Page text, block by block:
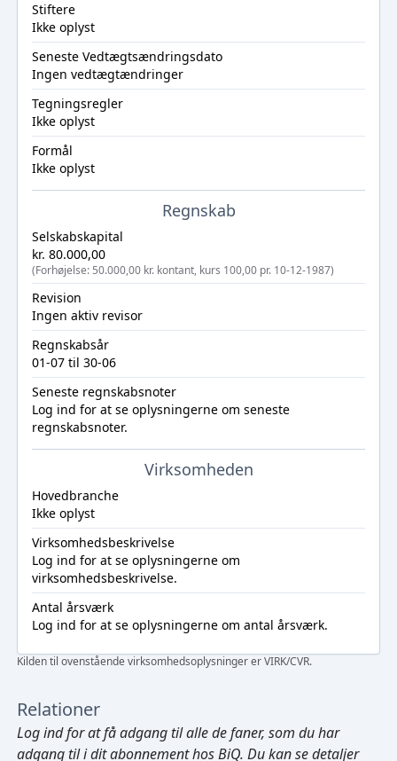
Stiftere
Ikke oplyst
Seneste Vedtægtsændringsdato
Ingen vedtægtændringer
Tegningsregler
Ikke oplyst
Formål
Ikke oplyst
Regnskab
Selskabskapital
kr. 80.000,00
(Forhøjelse: 50.000,00 kr. kontant, kurs 100,00 pr. 10-12-1987)
Revision
Ingen aktiv revisor
Regnskabsår
01-07 til 30-06
Seneste regnskabsnoter
Log ind for at se oplysningerne om seneste
regnskabsnoter.
Virksomheden
Hovedbranche
Ikke oplyst
Virksomhedsbeskrivelse
Log ind for at se oplysningerne om
virksomhedsbeskrivelse.
Antal årsværk
Log ind for at se oplysningerne om antal årsværk.
Kilden til ovenstående virksomhedsoplysninger er VIRK/CVR.
Relationer
Log indfor at få adgang til alle de faner, som du har
adgang til i dit abonnement hos BiQ. Du kan se detaljer